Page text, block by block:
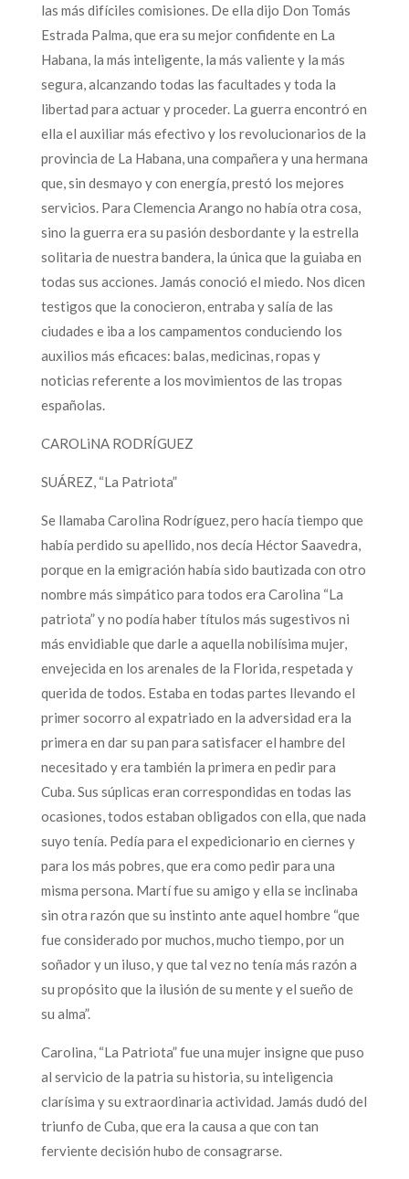
las más difíciles comisiones. De ella dijo Don Tomás
Estrada Palma, que era su mejor confidente en La
Habana, la más inteligente, la más valiente y la más
segura, alcanzando todas las facultades y toda la
libertad para actuar y proceder. La guerra encontró en
ella el auxiliar más efectivo y los revolucionarios de la
provincia de La Habana, una compañera y una hermana
que, sin desmayo y con energía, prestó los mejores
servicios. Para Clemencia Arango no había otra cosa,
sino la guerra era su pasión desbordante y la estrella
solitaria de nuestra bandera, la única que la guiaba en
todas sus acciones. Jamás conoció el miedo. Nos dicen
testigos que la conocieron, entraba y salía de las
ciudades e iba a los campamentos conduciendo los
auxilios más eficaces: balas, medicinas, ropas y
noticias referente a los movimientos de las tropas
españolas.
CAROLiNA RODRÍGUEZ
SUÁREZ, “La Patriota”
Se llamaba Carolina Rodríguez, pero hacía tiempo que
había perdido su apellido, nos decía Héctor Saavedra,
porque en la emigración había sido bautizada con otro
nombre más simpático para todos era Carolina “La
patriota” y no podía haber títulos más sugestivos ni
más envidiable que darle a aquella nobilísima mujer,
envejecida en los arenales de la Florida, respetada y
querida de todos. Estaba en todas partes llevando el
primer socorro al expatriado en la adversidad era la
primera en dar su pan para satisfacer el hambre del
necesitado y era también la primera en pedir para
Cuba. Sus súplicas eran correspondidas en todas las
ocasiones, todos estaban obligados con ella, que nada
suyo tenía. Pedía para el expedicionario en ciernes y
para los más pobres, que era como pedir para una
misma persona. Martí fue su amigo y ella se inclinaba
sin otra razón que su instinto ante aquel hombre “que
fue considerado por muchos, mucho tiempo, por un
soñador y un iluso, y que tal vez no tenía más razón a
su propósito que la ilusión de su mente y el sueño de
su alma”.
Carolina, “La Patriota” fue una mujer insigne que puso
al servicio de la patria su historia, su inteligencia
clarísima y su extraordinaria actividad. Jamás dudó del
triunfo de Cuba, que era la causa a que con tan
ferviente decisión hubo de consagrarse.